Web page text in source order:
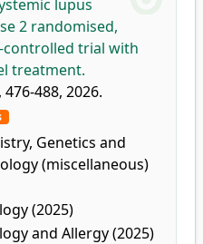
lupus
2 randomised,
controlled trial with
treatment.
476-488, 2026.
Genetics and
(miscellaneous)
(2025)
and Allergy (2025)